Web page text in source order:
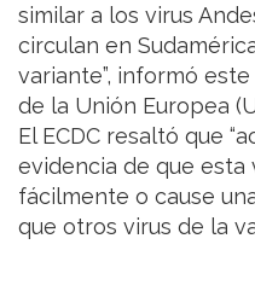
similar a los virus
circulan en
variante”, informó
de la Unión Europea
El ECDC resaltó que
evidencia de que esta
fácilmente o cause
que otros virus de la